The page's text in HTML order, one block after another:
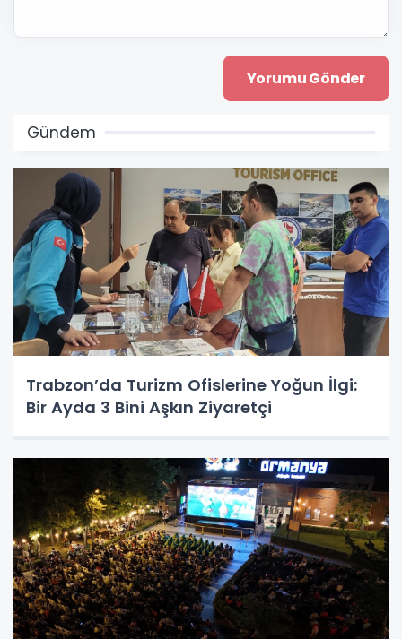
Gündem
Trabzon’da Turizm Ofislerine Yoğun İlgi:
Bir Ayda 3 Bini Aşkın Ziyaretçi